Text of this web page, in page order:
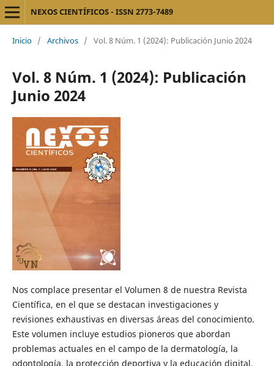
NEXOS CIENTÍFICOS - ISSN 2773-7489
Inicio / Archivos / Vol. 8 Núm. 1 (2024): Publicación Junio 2024
Vol. 8 Núm. 1 (2024): Publicación
Junio 2024
Nos complace presentar el Volumen 8 de nuestra Revista
Científica, en el que se destacan investigaciones y
revisiones exhaustivas en diversas áreas del conocimiento.
Este volumen incluye estudios pioneros que abordan
problemas actuales en el campo de la dermatología, la
odontología, la protección deportiva y la educación digital,